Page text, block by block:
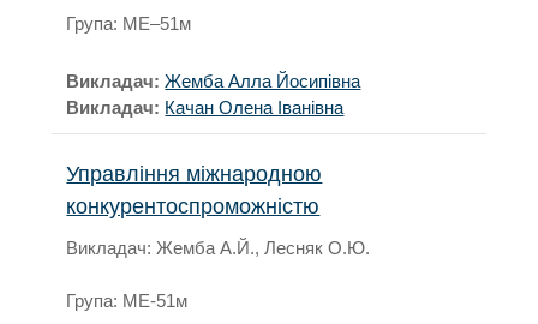
Група: МЕ–51м
Викладач:Жемба Алла Йосипівна
Викладач: Качан Олена Іванівна
Управління міжнародною
конкурентоспроможністю
Викладач: Жемба А.Й., Лесняк О.Ю.
Група: МЕ-51м